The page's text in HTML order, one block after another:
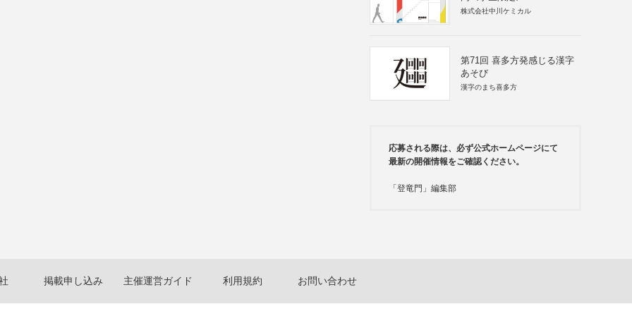
株式会社中川ケミカル
第71回 喜多方発感じる漢字
あそび
漢字のまち喜多方
応募される際は、必ず公式ホームページにて
最新の開催情報をご確認ください。
「登竜門」編集部
掲載申し込み 主催運営ガイド 利用規約 お問い合わせ